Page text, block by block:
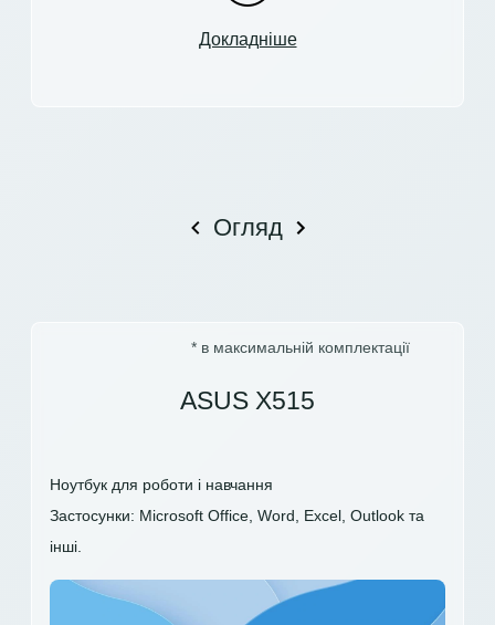
Докладніше
Огляд
* в максимальній комплектації
ASUS X515
Ноутбук для роботи і навчання
Застосунки: Microsoft Office, Word, Excel, Outlook та
інші.